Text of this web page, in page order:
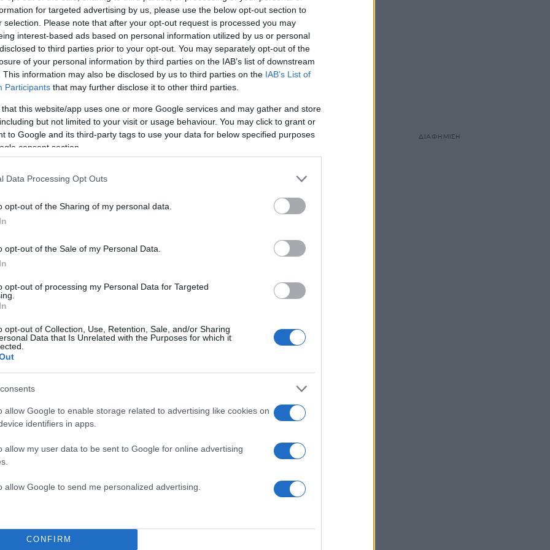
for targeted advertising by us, please use the below opt-out section to
selection. Please note that after your opt-out request is processed you may
interest-based ads based on personal information utilized by us or personal
to third parties prior to your opt-out. You may separately opt-out of the
of your personal information by third parties on the IAB’s list of downstream
This information may also be disclosed by us to third parties on the IAB’s List of
Participants that may further disclose it to other third parties.
that this website/app uses one or more Google services and may gather and store
but not limited to your visit or usage behaviour. You may click to grant or
to Google and its third-party tags to use your data for below specified purposes
consent section.
Data Processing Opt Outs
opt-out of the Sharing of my personal data.
opt-out of the Sale of my Personal Data.
opt-out of processing my Personal Data for Targeted
opt-out of Collection, Use, Retention, Sale, and/or Sharing
Data that Is Unrelated with the Purposes for which it
allow Google to enable storage related to advertising like cookies on
identifiers in apps.
allow my user data to be sent to Google for online advertising
allow Google to send me personalized advertising.
CONFIRM
pic.twitter.com/wjMU5oesx8
(@RyanTClarke)March 26, 2026
καθοριστικό λόγο για να τιμηθεί ο ελληνισμός στο
οποίο τα «ελάφια» ηττήθηκαν άνετα με τον Γιάννη να μην
ΔΙΑΦΗΜΙΣΗ
ΔΙΑΦΗΜΙΣΗ